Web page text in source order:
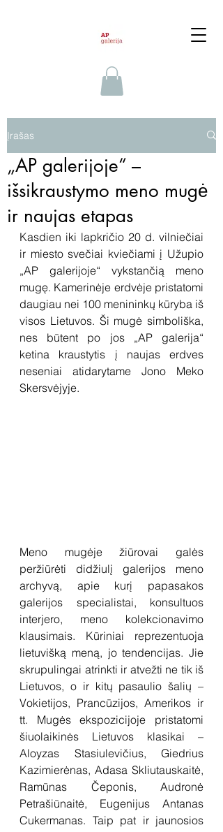
Įrašas
„AP galerijoje“ –
išsikraustymo meno mugė
ir naujas etapas
Kasdien iki lapkričio 20 d. vilniečiai
ir miesto svečiai kviečiami į Užupio
„AP galerijoje“ vykstančią meno
mugę. Kamerinėje erdvėje pristatomi
daugiau nei 100 menininkų kūryba iš
visos Lietuvos. Ši mugė simboliška,
nes būtent po jos „AP galerija“
ketina kraustytis į naujas erdves
neseniai atidarytame Jono Meko
Skersvėjyje.
Meno mugėje žiūrovai galės
peržiūrėti didžiulį galerijos meno
archyvą, apie kurį papasakos
galerijos specialistai, konsultuos
interjero, meno kolekcionavimo
klausimais. Kūriniai reprezentuoja
lietuvišką meną, jo tendencijas. Jie
skrupulingai atrinkti ir atvežti ne tik iš
Lietuvos, o ir kitų pasaulio šalių –
Vokietijos, Prancūzijos, Amerikos ir
tt. Mugės ekspozicijoje pristatomi
šiuolaikinės Lietuvos klasikai –
Aloyzas Stasiulevičius, Giedrius
Kazimierėnas, Adasa Skliutauskaitė,
Ramūnas Čeponis, Audronė
Petrašiūnaitė, Eugenijus Antanas
Cukermanas. Taip pat ir jaunosios